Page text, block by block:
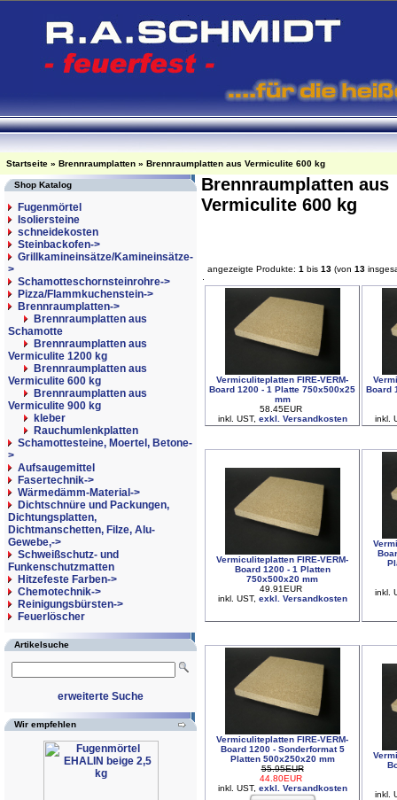
Startseite » Brennraumplatten » Brennraumplatten aus Vermiculite 600 kg
Shop Katalog
Fugenmörtel
Isoliersteine
schneidekosten
Steinbackofen->
Grillkamineinsätze/Kamineinsätze-
>
Schamotteschornsteinrohre->
Pizza/Flammkuchenstein->
Brennraumplatten->
Brennraumplatten aus
Schamotte
Brennraumplatten aus
Vermiculite 1200 kg
Brennraumplatten aus
Vermiculite 600 kg
Brennraumplatten aus
Vermiculite 900 kg
kleber
Rauchumlenkplatten
Schamottesteine, Moertel, Betone-
>
Aufsaugemittel
Fasertechnik->
Wärmedämm-Material->
Dichtschnüre und Packungen,
Dichtungsplatten,
Dichtmanschetten, Filze, Alu-
Gewebe,->
Schweißschutz- und
Funkenschutzmatten
Hitzefeste Farben->
Chemotechnik->
Reinigungsbürsten->
Feuerlöscher
Artikelsuche
erweiterte Suche
Wir empfehlen
Brennraumplatten aus
Vermiculite 600 kg
angezeigte Produkte: 1 bis 13 (von 13
Vermiculiteplatten FIRE-VERM-
Board 1200 - 1 Platte 750x500x25
mm
58.45EUR
inkl. UST, exkl. Versandkosten
Board
inkl.
Vermiculiteplatten FIRE-VERM-
Board 1200 - 1 Platten
750x500x20 mm
49.91EUR
inkl. UST, exkl. Versandkosten
inkl.
Vermiculiteplatten FIRE-VERM-
Board 1200 - Sonderformat 5
Platten 500x250x20 mm
55.95EUR
44.80EUR
inkl. UST, exkl. Versandkosten
inkl.